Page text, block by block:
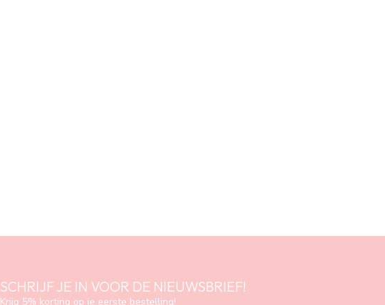
SCHRIJF JE IN VOOR DE NIEUWSBRIEF!
Krijg 5% korting op je eerste bestelling!